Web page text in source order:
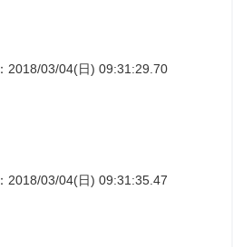
：2018/03/04(日) 09:31:29.70
：2018/03/04(日) 09:31:35.47